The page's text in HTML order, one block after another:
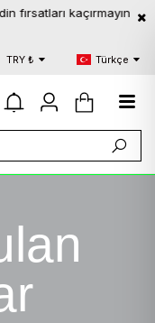
kaçırmayın
TRY ₺ Türkçe